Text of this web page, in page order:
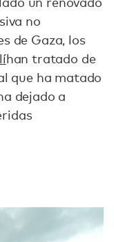
no
de Gaza, los
han tratado de
que ha matado
dejado a